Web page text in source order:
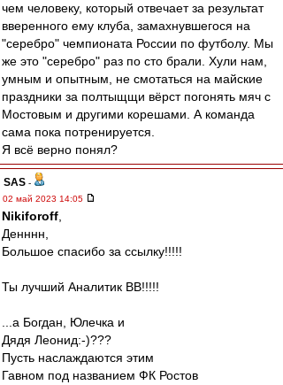
чем человеку, который отвечает за результат
вверенного ему клуба, замахнувшегося на
"серебро" чемпионата России по футболу. Мы
же это "серебро" раз по сто брали. Хули нам,
умным и опытным, не смотаться на майские
праздники за полтыщщи вёрст погонять мяч с
Мостовым и другими корешами. А команда
сама пока потренируется.
Я всё верно понял?
SAS -
02 май 2023 14:05
Nikiforoff
Денннн,
Большое спасибо за ссылку!!!!!
Ты лучший Аналитик ВВ!!!!!
...а Богдан, Юлечка и
Дядя Леонид:-)???
Пусть наслаждаются этим
Гавном под названием ФК Ростов